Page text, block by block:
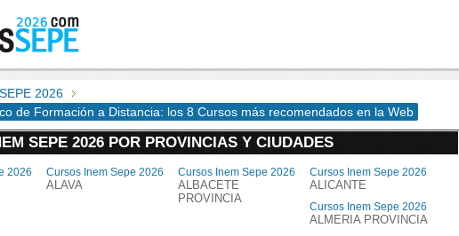
2026
de Formación a Distancia: los 8 Cursos más recomendados en la Web
SEPE 2026 POR PROVINCIAS Y CIUDADES
2026 Cursos Inem Sepe 2026
ALAVA
Cursos Inem Sepe 2026
ALBACETE
PROVINCIA
Cursos Inem Sepe 2026
ALICANTE
Cursos Inem Sepe 2026
ALMERIA PROVINCIA